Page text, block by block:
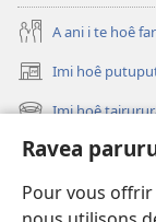
Ravea
Pour vous
A ani i te hoê
Imi hoê
(opens
new Imi hoê
(opens
new
window)
Eaha te mea apî
Video